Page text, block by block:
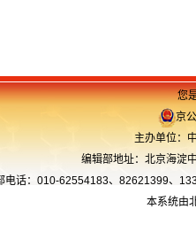
您
京
主办单位：
编辑部地址：北京海淀
电话：010-62554183、82621399、
本系统由